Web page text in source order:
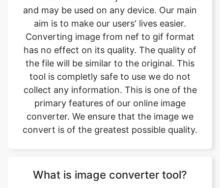
has no effect on its quality. The quality of
the file will be similar to the original. This
tool is completly safe to use we do not
collect any information. This is one of the
primary features of our online image
converter. We ensure that the image we
convert is of the greatest possible quality.
What is image converter tool?
another format. Converting image files are